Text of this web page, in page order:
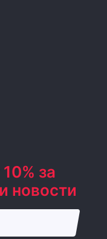
за
новости